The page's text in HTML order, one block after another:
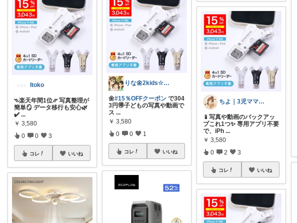
Itoko
⳹楽天年間1位⳼ 写真整理が
簡単🪞 データ移行も安心🌿
✔️ ...
￥ 3,580
0 0 3
コレ いいね
りな🌼2kids☆毎日をちょっと快適に
🌼#15％OFFクーポン で304
3円🉐子どもの写真や動画で
ス ...
￥ 3,580
0 0 1
コレ いいね
ちよ｜3児ママのおすすめ
📱写真や動画のバックアッ
プこれ1つ✨ 専用アプリ不要
で、iPh ...
￥ 3,580
0 2 3
コレ いいね